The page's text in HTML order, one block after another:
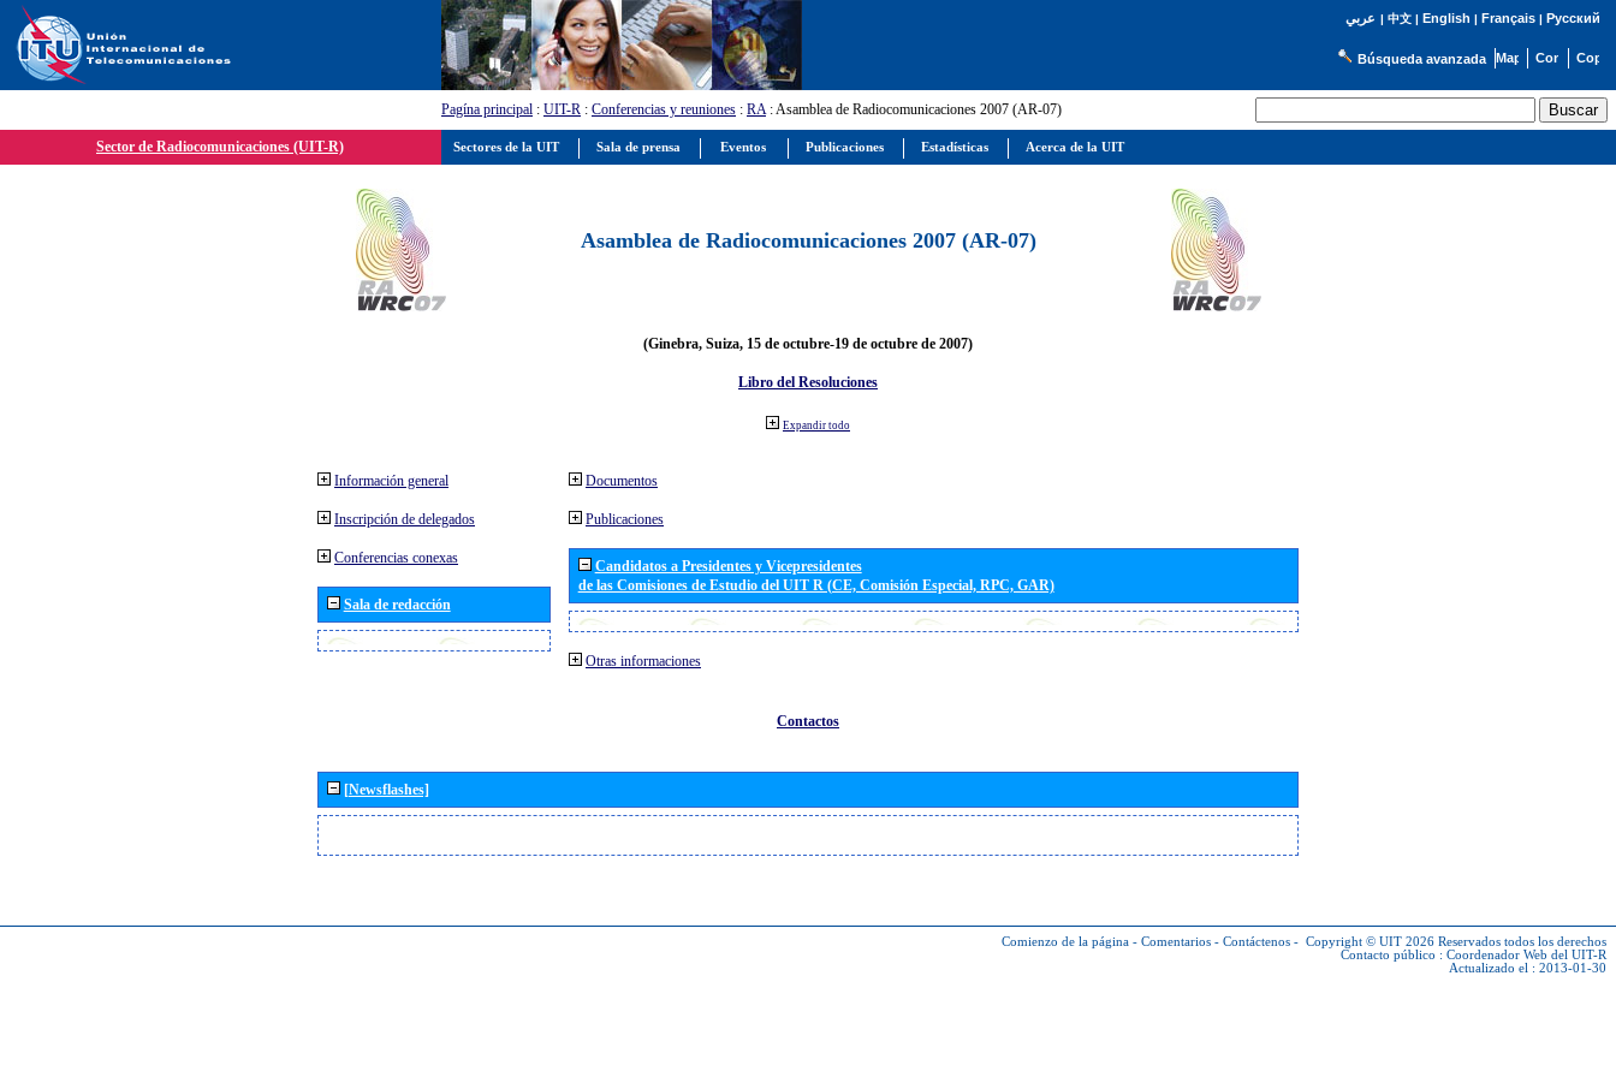
عربي | 中文| English | Français| Русский
Búsqueda avanzada
Pagína principal : UIT-R : Conferencias y reuniones : RA: Asamblea de Radiocomunicaciones 2007 (AR-07)
Sector de Radiocomunicaciones (UIT-R)
Asamblea de Radiocomunicaciones 2007 (AR-07)
(Ginebra, Suiza, 15 de octubre-19 de octubre de 2007)
Libro del Resoluciones
Expandir todo
Información general
Inscripción de delegados
Conferencias conexas
Sala de redacción
Documentos
Publicaciones
Candidatos a Presidentes y Vicepresidentes
de las Comisiones de Estudio del UIT R (CE, Comisión Especial, RPC, GAR)
Otras informaciones
Contactos
[Newsflashes]
Comienzo de la página - Comentarios - Contáctenos - Copyright © UIT 2026 Reservados todos los derechos
Contacto público : Coordenador Web del UIT-R
Actualizado el : 2013-01-30
Sectores de la UIT Sala de prensa Eventos Publicaciones Estadísticas Acerca de la UIT